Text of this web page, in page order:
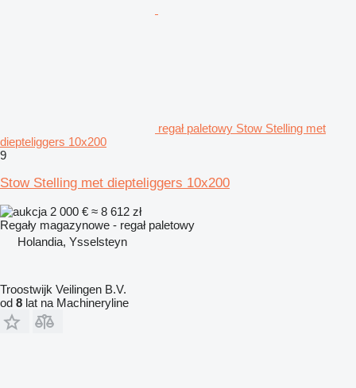
regał paletowy Stow Stelling met
diepteliggers 10x200
9
Stow Stelling met diepteliggers 10x200
2 000 € ≈ 8 612 zł
Regały magazynowe - regał paletowy
Holandia, Ysselsteyn
Troostwijk Veilingen B.V.
od 8 lat na Machineryline